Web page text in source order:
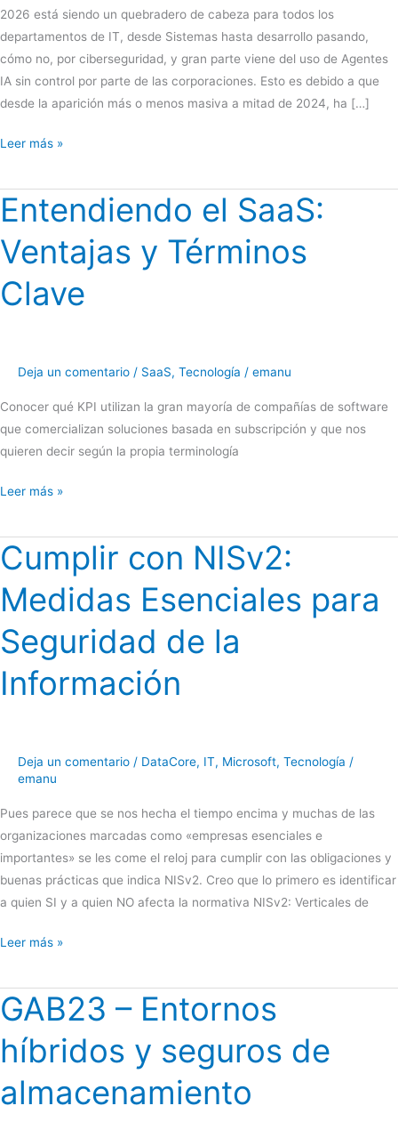
2026 está siendo un quebradero de cabeza para todos los
departamentos de IT, desde Sistemas hasta desarrollo pasando,
cómo no, por ciberseguridad, y gran parte viene del uso de Agentes
IA sin control por parte de las corporaciones. Esto es debido a que
desde la aparición más o menos masiva a mitad de 2024, ha […]
Shadow
|
El
Leer más »
Entendiendo el SaaS:
Ventajas y Términos
Clave
Deja un comentario / SaaS, Tecnología / emanu
Conocer qué KPI utilizan la gran mayoría de compañías de software
que comercializan soluciones basada en subscripción y que nos
quieren decir según la propia terminología
Entendiendo
SaaS:
Ventajas
Términos
Leer más »
Cumplir con NISv2:
Medidas Esenciales para
Seguridad de la
Información
Deja un comentario / DataCore, IT, Microsoft, Tecnología /
emanu
Pues parece que se nos hecha el tiempo encima y muchas de las
organizaciones marcadas como «empresas esenciales e
importantes» se les come el reloj para cumplir con las obligaciones y
buenas prácticas que indica NISv2. Creo que lo primero es identificar
a quien SI y a quien NO afecta la normativa NISv2: Verticales de
Cumplir
NISv2:
Medidas
para
de
Leer más »
GAB23 – Entornos
híbridos y seguros de
almacenamiento